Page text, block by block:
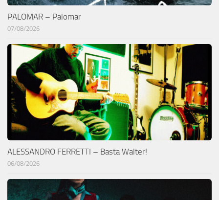
PALOMAR – Palomar
07/08/2026
ALESSANDRO FERRETTI – Basta Walter!
06/08/2026